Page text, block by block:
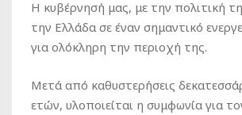
Η κυβέρνησή μας, με την πολιτική
την Ελλάδα σε έναν σημαντικό
για ολόκληρη την περιοχή της.
Μετά από καθυστερήσεις
ετών, υλοποιείται η συμφωνία για